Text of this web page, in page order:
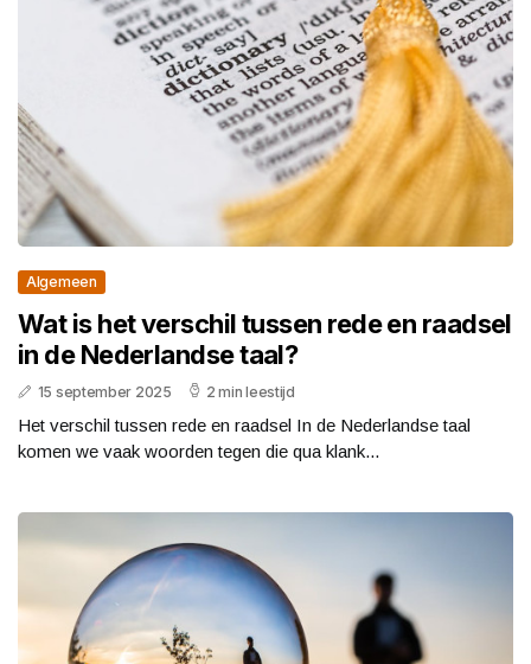
Algemeen
Wat is het verschil tussen rede en raadsel
in de Nederlandse taal?
15 september 2025 2 min leestijd
Het verschil tussen rede en raadsel In de Nederlandse taal
komen we vaak woorden tegen die qua klank...